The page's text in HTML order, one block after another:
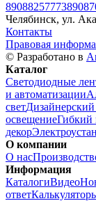
89088257773
Челябинск, ул.
Контакты
Правовая
© Разработано в
Каталог
Светодиодные
и автоматизации
светДизайнерский
освещениеГибкий
декор
О компании
О нас
Информация
КаталогиВидео
ответ